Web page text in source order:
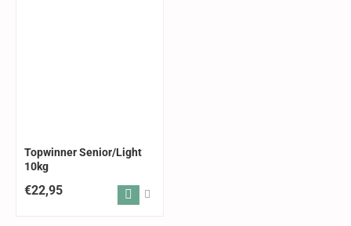
Topwinner Senior/Light
10kg
€22,95